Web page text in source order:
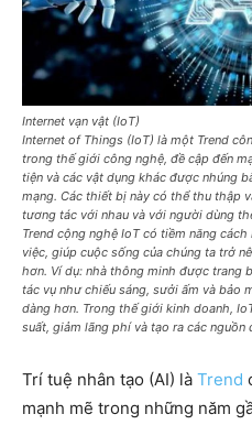
Internet vạn vật (IoT)
Internet of Things (IoT) là một Trend
trong thế giới công nghệ, đề cập đến
tiện và các vật dụng khác được nhúng
mạng. Các thiết bị này có thể thu thập
tương tác với nhau và với người dùng
Trend cộng nghệ IoT có tiềm năng
việc, giúp cuộc sống của chúng ta trở
hơn. Ví dụ: nhà thông minh được trang
tác vụ như chiếu sáng, sưởi ấm và bảo
dàng hơn. Trong thế giới kinh doanh,
suất, giảm lãng phí và tạo ra các nguồn
Trí tuệ nhân tạo (AI) là Trend
mạnh mẽ trong những năm